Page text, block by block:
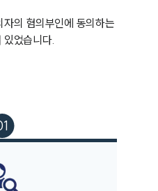
의 혐의부인에 동의하는
있었습니다.